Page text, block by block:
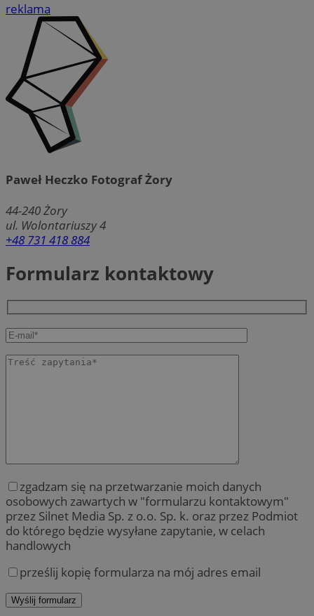
reklama
Paweł Heczko Fotograf Żory
44-240Żory
ul. Wolontariuszy 4
+48 731 418 884
Formularz kontaktowy
zgadzam się na przetwarzanie moich danych
osobowych zawartych w "formularzu kontaktowym"
przez Silnet Media Sp. z o.o. Sp. k. oraz przez Podmiot
do którego będzie wysyłane zapytanie, w celach
handlowych
prześlij kopię formularza na mój adres email